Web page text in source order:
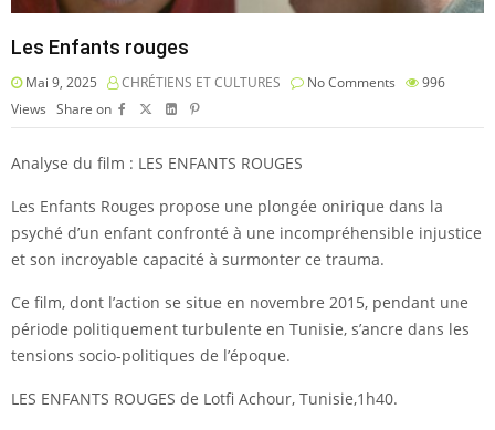
Les Enfants rouges
Mai 9, 2025 CHRÉTIENS ET CULTURES No Comments
996
Views Share on
Analyse du film : LES ENFANTS ROUGES
Les Enfants Rouges propose une plongée onirique dans la
psyché d’un enfant confronté à une incompréhensible injustice
et son incroyable capacité à surmonter ce trauma.
Ce film, dont l’action se situe en novembre 2015, pendant une
période politiquement turbulente en Tunisie, s’ancre dans les
tensions socio-politiques de l’époque.
LES ENFANTS ROUGES de Lotfi Achour, Tunisie,1h40.